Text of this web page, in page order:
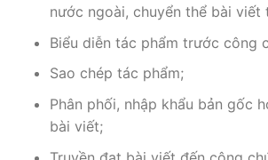
nước ngoài, chuyển thể bài viết
Biểu diễn tác phẩm trước công
Sao chép tác phẩm;
Phân phối, nhập khẩu bản gốc
bài viết;